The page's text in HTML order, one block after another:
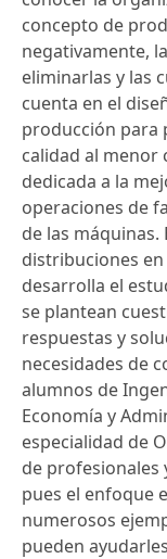
concepto de
negativamente,
eliminarlas y las
cuenta en el
producción para
calidad al menor
dedicada a la
operaciones de
de las
distribuciones
desarrolla el
se plantean
respuestas y
necesidades de
alumnos de
Economía y
especialidad de
de profesionales
pues el enfoque
numerosos
pueden